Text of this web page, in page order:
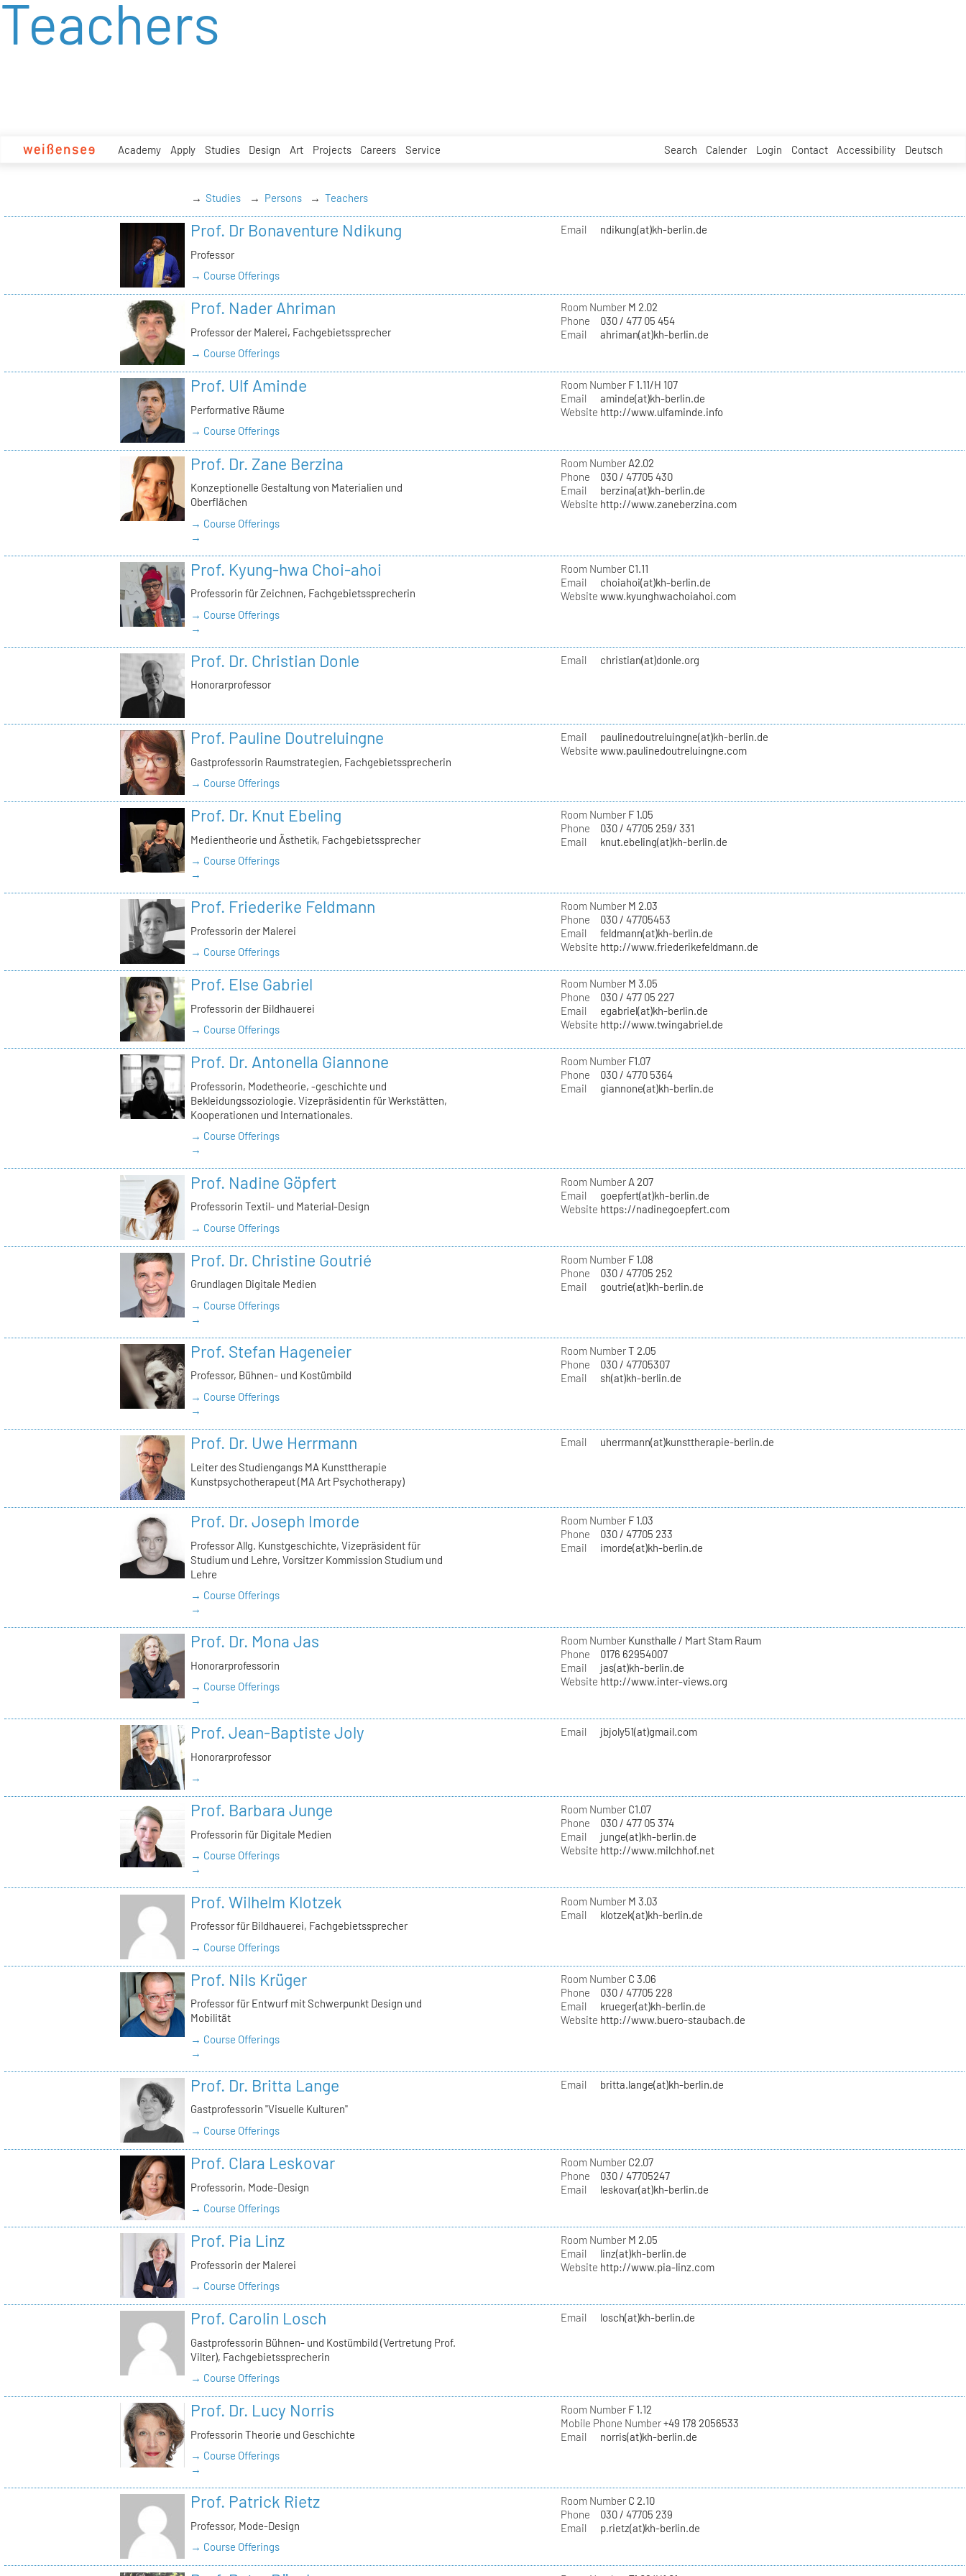
zum
Academy Apply Studies Design Art Projects Careers Service Search Calender Login Contact Accessibility Deutsch
Teachers
Studies Persons Teachers
Prof. Dr Bonaventure Ndikung
Professor
→ Course Offerings
Email ndikung(at)kh-berlin.de
Prof. Nader Ahriman
Professor der Malerei, Fachgebietssprecher
→ Course Offerings
Room NumberM 2.02
Phone
030 / 477 05 454
Email
ahriman(at)kh-berlin.de
Prof. Ulf Aminde
Performative Räume
→ Course Offerings
Room NumberF 1.11/H 107
Email
aminde(at)kh-berlin.de
Website http://www.ulfaminde.info
Prof. Dr. Zane Berzina
Konzeptionelle Gestaltung von Materialien und
Oberflächen
→ Course Offerings
→
Room NumberA2.02
Phone
030 / 47705 430
Email
berzina(at)kh-berlin.de
Website http://www.zaneberzina.com
Prof. Kyung-hwa Choi-ahoi
Professorin für Zeichnen, Fachgebietssprecherin
→ Course Offerings
→
Room NumberC1.11
Email
choiahoi(at)kh-berlin.de
Website www.kyunghwachoiahoi.com
Prof. Dr. Christian Donle
Honorarprofessor
Email christian(at)donle.org
Prof. Pauline Doutreluingne
Gastprofessorin Raumstrategien, Fachgebietssprecherin
→ Course Offerings
Email
paulinedoutreluingne(at)kh-berlin.de
Website www.paulinedoutreluingne.com
Prof. Dr. Knut Ebeling
Medientheorie und Ästhetik, Fachgebietssprecher
→ Course Offerings
→
Room NumberF 1.05
Phone
030 / 47705 259/ 331
Email
knut.ebeling(at)kh-berlin.de
Prof. Friederike Feldmann
Professorin der Malerei
→ Course Offerings
Room NumberM 2.03
Phone
030 / 47705453
Email
feldmann(at)kh-berlin.de
Website http://www.friederikefeldmann.de
Prof. Else Gabriel
Professorin der Bildhauerei
→ Course Offerings
Room NumberM 3.05
Phone
030 / 477 05 227
Email
egabriel(at)kh-berlin.de
Website http://www.twingabriel.de
Prof. Dr. Antonella Giannone
Professorin, Modetheorie, -geschichte und
Bekleidungssoziologie. Vizepräsidentin für Werkstätten,
Kooperationen und Internationales.
→ Course Offerings
→
Room NumberF1.07
Phone
030 / 4770 5364
Email
giannone(at)kh-berlin.de
Prof. Nadine Göpfert
Professorin Textil- und Material-Design
→ Course Offerings
Room NumberA 207
Email
goepfert(at)kh-berlin.de
Website https://nadinegoepfert.com
Prof. Dr. Christine Goutrié
Grundlagen Digitale Medien
→ Course Offerings
→
Room NumberF 1.08
Phone
030 / 47705 252
Email
goutrie(at)kh-berlin.de
Prof. Stefan Hageneier
Professor, Bühnen- und Kostümbild
→ Course Offerings
→
Room NumberT 2.05
Phone
030 / 47705307
Email
sh(at)kh-berlin.de
Prof. Dr. Uwe Herrmann
Leiter des Studiengangs MA Kunsttherapie
Kunstpsychotherapeut (MA Art Psychotherapy)
Email uherrmann(at)kunsttherapie-berlin.de
Prof. Dr. Joseph Imorde
Professor Allg. Kunstgeschichte, Vizepräsident für
Studium und Lehre, Vorsitzer Kommission Studium und
Lehre
→ Course Offerings
→
Room NumberF 1.03
Phone
030 / 47705 233
Email
imorde(at)kh-berlin.de
Prof. Dr. Mona Jas
Honorarprofessorin
→ Course Offerings
→
Room NumberKunsthalle / Mart Stam Raum
Phone
0176 62954007
Email
jas(at)kh-berlin.de
Website http://www.inter-views.org
Prof. Jean-Baptiste Joly
Honorarprofessor
→
Email jbjoly51(at)gmail.com
Prof. Barbara Junge
Professorin für Digitale Medien
→ Course Offerings
→
Room NumberC1.07
Phone
030 / 477 05 374
Email
junge(at)kh-berlin.de
Website http://www.milchhof.net
Prof. Wilhelm Klotzek
Professor für Bildhauerei, Fachgebietssprecher
→ Course Offerings
Room NumberM 3.03
Email
klotzek(at)kh-berlin.de
Prof. Nils Krüger
Professor für Entwurf mit Schwerpunkt Design und
Mobilität
→ Course Offerings
→
Room NumberC 3.06
Phone
030 / 47705 228
Email
krueger(at)kh-berlin.de
Website http://www.buero-staubach.de
Prof. Dr. Britta Lange
Gastprofessorin "Visuelle Kulturen"
→ Course Offerings
Email britta.lange(at)kh-berlin.de
Prof. Clara Leskovar
Professorin, Mode-Design
→ Course Offerings
Room NumberC2.07
Phone
030 / 47705247
Email
leskovar(at)kh-berlin.de
Prof. Pia Linz
Professorin der Malerei
→ Course Offerings
Room NumberM 2.05
Email
linz(at)kh-berlin.de
Website http://www.pia-linz.com
Prof. Carolin Losch
Gastprofessorin Bühnen- und Kostümbild (Vertretung Prof.
Vilter), Fachgebietssprecherin
→ Course Offerings
Email losch(at)kh-berlin.de
Prof. Dr. Lucy Norris
Professorin Theorie und Geschichte
→ Course Offerings
→
Room NumberF 1.12
Mobile Phone Number+49 178 2056533
Email
norris(at)kh-berlin.de
Prof. Patrick Rietz
Professor, Mode-Design
→ Course Offerings
Room NumberC 2.10
Phone
030 / 47705 239
Email
p.rietz(at)kh-berlin.de